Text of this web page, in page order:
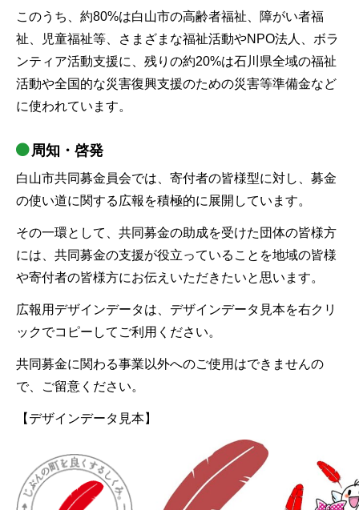
このうち、約80%は白山市の高齢者福祉、障がい者福
祉、児童福祉等、さまざまな福祉活動やNPO法人、ボラ
ンティア活動支援に、残りの約20%は石川県全域の福祉
活動や全国的な災害復興支援のための災害等準備金など
に使われています。
周知・啓発
白山市共同募金員会では、寄付者の皆様型に対し、募金
の使い道に関する広報を積極的に展開しています。
その一環として、共同募金の助成を受けた団体の皆様方
には、共同募金の支援が役立っていることを地域の皆様
や寄付者の皆様方にお伝えいただきたいと思います。
広報用デザインデータは、デザインデータ見本を右クリ
ックでコピーしてご利用ください。
共同募金に関わる事業以外へのご使用はできませんの
で、ご留意ください。
【デザインデータ見本】